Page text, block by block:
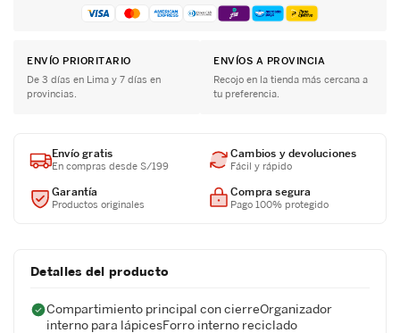
ENVÍO PRIORITARIO
De 3 días en Lima y 7 días en
provincias.
ENVÍOS A PROVINCIA
Recojo en la tienda más cercana a
tu preferencia.
Envío gratis
En compras desde S/199
Cambios y devoluciones
Fácil y rápido
Garantía
Productos originales
Compra segura
Pago 100% protegido
Detalles del producto
Compartimiento principal con cierreOrganizador
interno para lápicesForro interno reciclado